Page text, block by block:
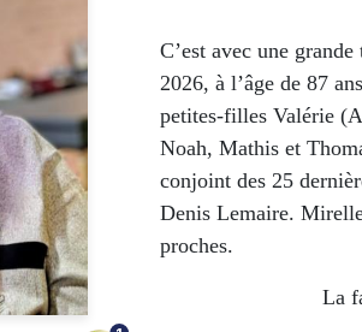
C’est avec une
2026, à l’âge de 87
petites-filles Valérie
Noah, Mathis et
conjoint des 25
Denis Lemaire.
proches.
La